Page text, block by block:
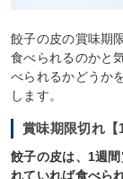
餃子の皮の賞味期
食べられるのかと
べられるかどうか
します。
賞味期限切れ
餃子の皮は、1週
れていれば食べら